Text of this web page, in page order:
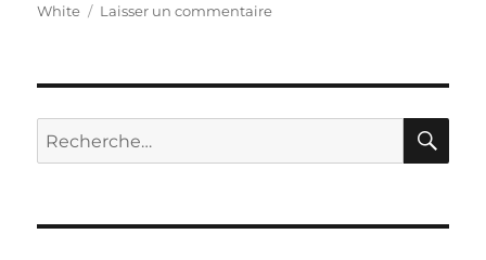
White
Laisser un commentairesur
Max
Jérémie,
Recherche
pour :